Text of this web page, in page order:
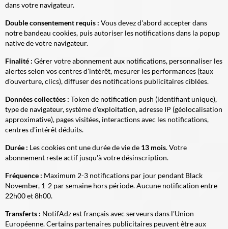
dans votre navigateur.
Double consentement requis : Vous devez d'abord accepter dans
notre bandeau cookies, puis autoriser les notifications dans la popup
native de votre navigateur.
Finalité : Gérer votre abonnement aux notifications, personnaliser les
alertes selon vos centres d'intérêt, mesurer les performances (taux
d'ouverture, clics), diffuser des notifications publicitaires ciblées.
Données collectées : Token de notification push (identifiant unique),
type de navigateur, système d'exploitation, adresse IP (géolocalisation
approximative), pages visitées, interactions avec les notifications,
centres d'intérêt déduits.
Durée : Les cookies ont une durée de vie de 13 mois. Votre
abonnement reste actif jusqu'à votre désinscription.
Fréquence : Maximum 2-3 notifications par jour pendant Black
November, 1-2 par semaine hors période. Aucune notification entre
22h00 et 8h00.
Transferts : NotifAdz est français avec serveurs dans l'Union
Européenne. Certains partenaires publicitaires peuvent être aux